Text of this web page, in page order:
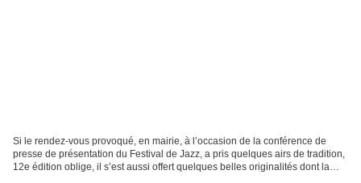
Si le rendez-vous provoqué, en mairie, à l’occasion de la conférence de
presse de présentation du Festival de Jazz, a pris quelques airs de tradition,
12e édition oblige, il s’est aussi offert quelques belles originalités dont la